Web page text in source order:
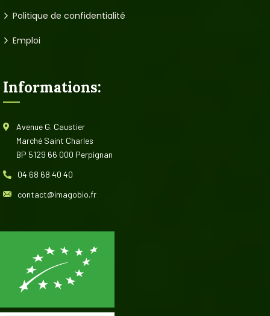
Politique de confidentialité
Emploi
Informations:
Avenue G. Caustier
Marché Saint Charles
BP 5129 66 000 Perpignan
04 68 68 40 40
contact@imagobio.fr